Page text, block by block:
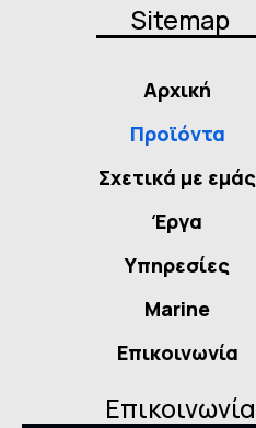
Sitemap
Αρχική
Προϊόντα
Σχετικά με εμάς
Έργα
Υπηρεσίες
Marine
Επικοινωνία
Επικοινωνία